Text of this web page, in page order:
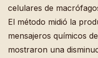
celulares de
El método midió la
mensajeros químicos
mostraron una